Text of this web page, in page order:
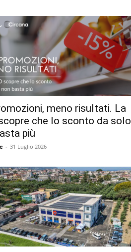
meno risultati. La
che lo sconto da solo
più
- 31 Luglio 2026